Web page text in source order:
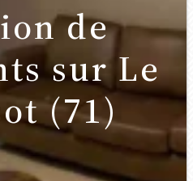
de
sur Le
(71)